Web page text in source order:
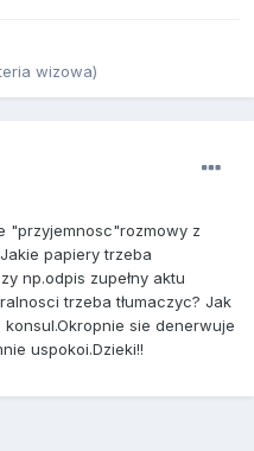
wizowa)
"przyjemnosc"rozmowy z
papiery trzeba
np.odpis zupełny aktu
trzeba tłumaczyc? Jak
sie denerwuje
uspokoi.Dzieki!!